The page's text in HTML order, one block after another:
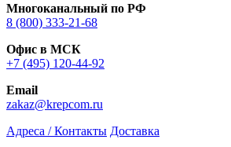
Многоканальный по РФ
8 (800) 333‑21-68
Офис в МСК
+7 (495) 120-44-92
Email
zakaz@krepcom.ru
Адреса / Контакты Доставка